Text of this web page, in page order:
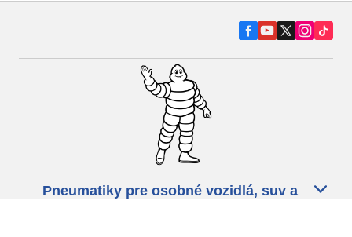
Pneumatiky pre osobné vozidlá, suv a